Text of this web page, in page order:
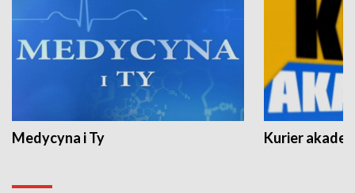
Medycyna i Ty Kurier